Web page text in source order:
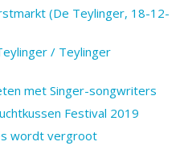
(De Teylinger, 18-12-
/ Teylinger
met Singer-songwriters
Festival 2019
wordt vergroot